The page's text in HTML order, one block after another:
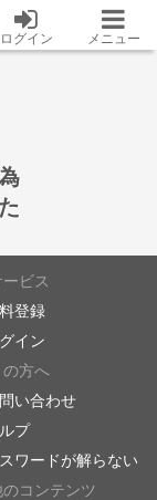
ログイン メニュー
ビス
登録
イン
の方へ
い合わせ
プ
ワードが解らない
のコンテンツ